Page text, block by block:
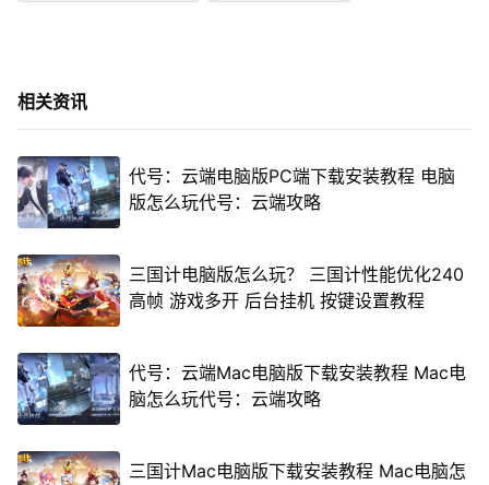
相关资讯
代号：云端电脑版PC端下载安装教程 电脑
版怎么玩代号：云端攻略
三国计电脑版怎么玩？ 三国计性能优化240
高帧 游戏多开 后台挂机 按键设置教程
代号：云端Mac电脑版下载安装教程 Mac电
脑怎么玩代号：云端攻略
三国计Mac电脑版下载安装教程 Mac电脑怎